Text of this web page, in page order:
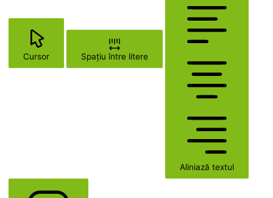
Cursor Spațiu între litere
Aliniază textul